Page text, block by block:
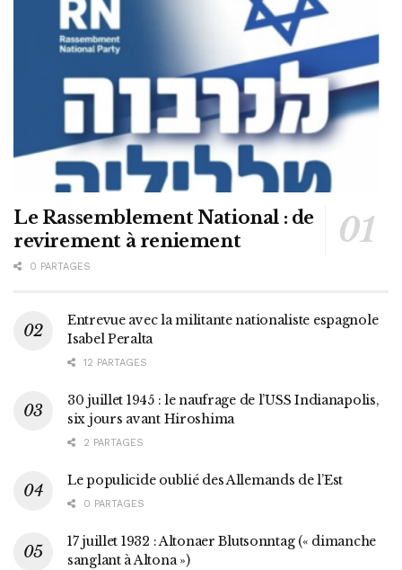
Le Rassemblement National : de
revirement à reniement
0 PARTAGES
Entrevue avec la militante nationaliste espagnole
Isabel Peralta
12 PARTAGES
30 juillet 1945 : le naufrage de l’USS Indianapolis,
six jours avant Hiroshima
2 PARTAGES
Le populicide oublié des Allemands de l’Est
0 PARTAGES
17 juillet 1932 : Altonaer Blutsonntag (« dimanche
sanglant à Altona »)